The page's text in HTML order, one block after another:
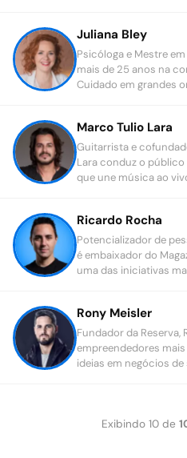
Juliana Bley
Psicóloga e Mestre
mais de 25 anos na
Cuidado em grandes
Marco Tulio Lara
Guitarrista e
Lara conduz o
que une música ao
Ricardo Rocha
Potencializador de
é embaixador do
uma das iniciativas
Rony Meisler
Fundador da Reserva,
empreendedores
ideias em negócios
Exibindo 10de